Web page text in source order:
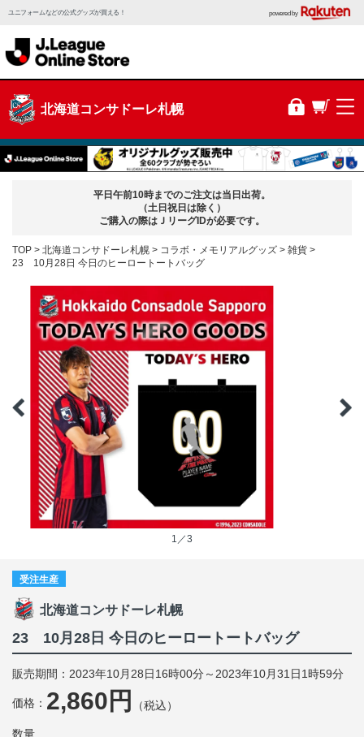
ユニフォームなどの公式グッズが買える！ powered by
北海道コンサドーレ札幌
平日午前10時までのご注文は当日出荷。
（土日祝日は除く）
ご購入の際はＪリーグIDが必要です。
TOP 北海道コンサドーレ札幌 コラボ・メモリアルグッズ
雑貨
23 10月28日 今日のヒーロートートバッグ
1／3
受注生産
北海道コンサドーレ札幌
23 10月28日 今日のヒーロートートバッグ
販売期間：2023年10月28日16時00分～2023年10月31日1時59分
価格： 2,860円 （税込）
数量